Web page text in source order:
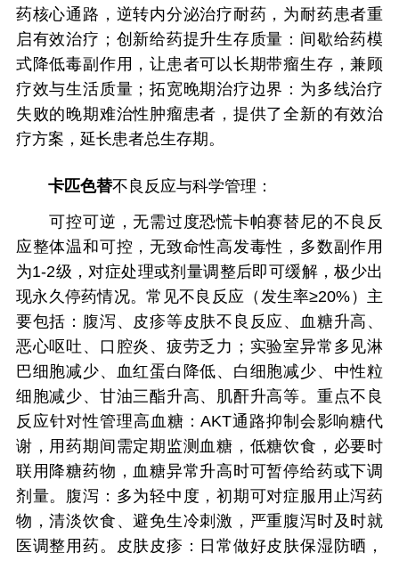
药核心通路，逆转内分泌治疗耐药，为耐药患者重
启有效治疗；创新给药提升生存质量：间歇给药模
式降低毒副作用，让患者可以长期带瘤生存，兼顾
疗效与生活质量；拓宽晚期治疗边界：为多线治疗
失败的晚期难治性肿瘤患者，提供了全新的有效治
疗方案，延长患者总生存期。
卡匹色替不良反应与科学管理：
可控可逆，无需过度恐慌卡帕赛替尼的不良反
应整体温和可控，无致命性高发毒性，多数副作用
为1-2级，对症处理或剂量调整后即可缓解，极少出
现永久停药情况。常见不良反应（发生率≥20%）主
要包括：腹泻、皮疹等皮肤不良反应、血糖升高、
恶心呕吐、口腔炎、疲劳乏力；实验室异常多见淋
巴细胞减少、血红蛋白降低、白细胞减少、中性粒
细胞减少、甘油三酯升高、肌酐升高等。重点不良
反应针对性管理高血糖：AKT通路抑制会影响糖代
谢，用药期间需定期监测血糖，低糖饮食，必要时
联用降糖药物，血糖异常升高时可暂停给药或下调
剂量。腹泻：多为轻中度，初期可对症服用止泻药
物，清淡饮食、避免生冷刺激，严重腹泻时及时就
医调整用药。皮肤皮疹：日常做好皮肤保湿防晒，